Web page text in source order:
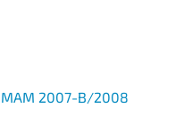
MAM 2007-B/2008